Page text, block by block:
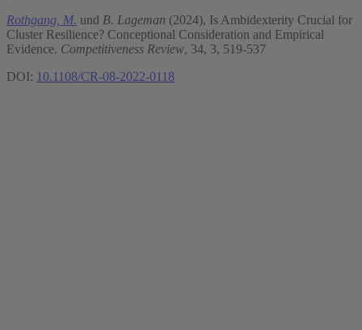
Rothgang, M. und B. Lageman (2024), Is Ambidexterity Crucial for
Cluster Resilience? Conceptional Consideration and Empirical
Evidence. Competitiveness Review, 34, 3, 519-537
DOI: 10.1108/CR-08-2022-0118